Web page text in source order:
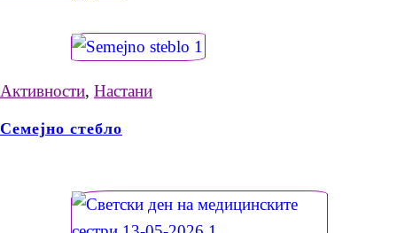
Активности, Настани
Семејно стебло